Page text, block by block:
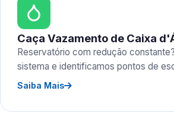
Caça Vazamento de Caixa
Reservatório com redução
sistema e identificamos pontos de
Saiba Mais